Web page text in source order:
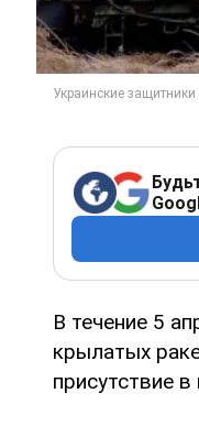
В течение 5
крылатых
присутствие